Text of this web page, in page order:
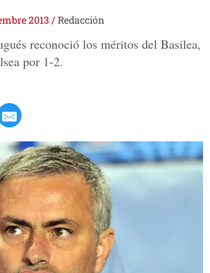
2013 /Redacción
reconoció los méritos del Basilea,
por 1-2.